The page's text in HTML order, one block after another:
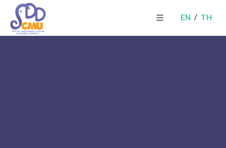
EN / TH